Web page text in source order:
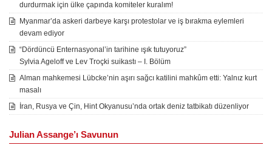
durdurmak için ülke çapında komiteler kuralım!
Myanmar’da askeri darbeye karşı protestolar ve iş bırakma eylemleri
devam ediyor
“Dördüncü Enternasyonal’in tarihine ışık tutuyoruz”
Sylvia Ageloff ve Lev Troçki suikastı – I. Bölüm
Alman mahkemesi Lübcke’nin aşırı sağcı katilini mahkûm etti: Yalnız kurt
masalı
İran, Rusya ve Çin, Hint Okyanusu’nda ortak deniz tatbikatı düzenliyor
Julian Assange’ı Savunun